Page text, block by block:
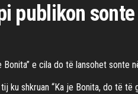
publikon
e cila do të lansohet sonte
shkruan “Ka je Bonita, do të të